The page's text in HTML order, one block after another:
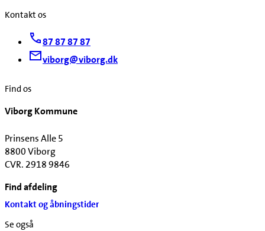
Kontakt os
87 87 87 87
viborg@viborg.dk
Find os
Viborg Kommune
Prinsens Alle 5
8800 Viborg
CVR. 2918 9846
Find afdeling
Kontakt og åbningstider
Se også